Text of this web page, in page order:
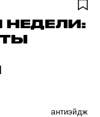
антиэйдж